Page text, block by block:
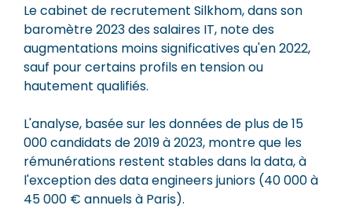
Le cabinet de recrutement Silkhom, dans son
baromètre 2023 des salaires IT, note des
augmentations moins significatives qu'en 2022,
sauf pour certains profils en tension ou
hautement qualifiés.
L'analyse, basée sur les données de plus de 15
000 candidats de 2019 à 2023, montre que les
rémunérations restent stables dans la data, à
l'exception des data engineers juniors (40 000 à
45 000 € annuels à Paris).